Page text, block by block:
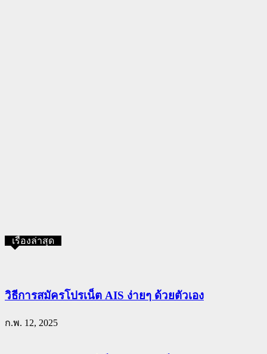
เรื่องล่าสุด
วิธีการสมัครโปรเน็ต AIS ง่ายๆ ด้วยตัวเอง
ก.พ. 12, 2025